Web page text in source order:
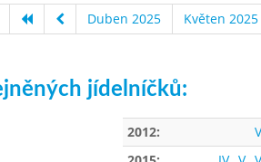
Duben 2025 Květen 2025
jídelníčků:
2012: